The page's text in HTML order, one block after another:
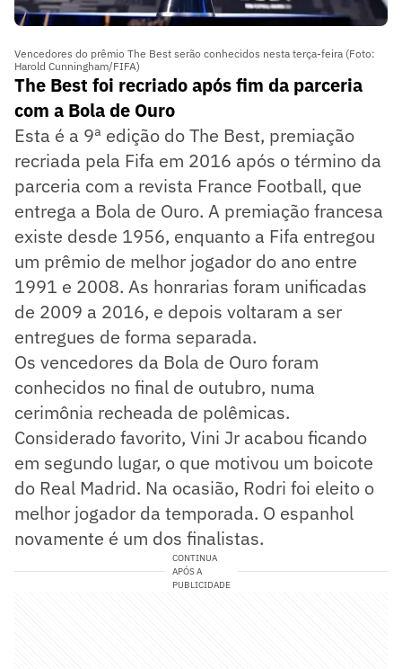
Vencedores do prêmio The Best serão conhecidos nesta terça-feira (Foto:
Harold Cunningham/FIFA)
The Best foi recriado após fim da parceria
com a Bola de Ouro
Esta é a 9ª edição do The Best, premiação
recriada pela Fifa em 2016 após o término da
parceria com a revista France Football, que
entrega a Bola de Ouro. A premiação francesa
existe desde 1956, enquanto a Fifa entregou
um prêmio de melhor jogador do ano entre
1991 e 2008. As honrarias foram unificadas
de 2009 a 2016, e depois voltaram a ser
entregues de forma separada.
Os vencedores da Bola de Ouro foram
conhecidos no final de outubro, numa
cerimônia recheada de polêmicas.
Considerado favorito, Vini Jr acabou ficando
em segundo lugar, o que motivou um boicote
do Real Madrid. Na ocasião, Rodri foi eleito o
melhor jogador da temporada. O espanhol
novamente é um dos finalistas.
CONTINUA
APÓS A
PUBLICIDADE